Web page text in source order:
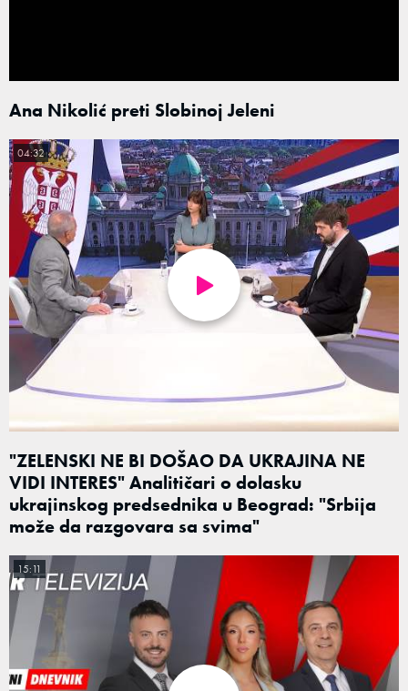
Ana Nikolić preti Slobinoj Jeleni
"ZELENSKI NE BI DOŠAO DA UKRAJINA NE
VIDI INTERES" Analitičari o dolasku
ukrajinskog predsednika u Beograd: "Srbija
može da razgovara sa svima"
04:32
15:11